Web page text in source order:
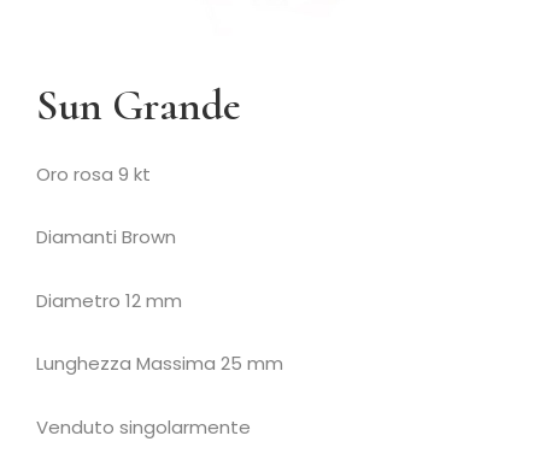
Sun Grande
Oro rosa 9 kt
Diamanti Brown
Diametro 12 mm
Lunghezza Massima 25 mm
Venduto singolarmente